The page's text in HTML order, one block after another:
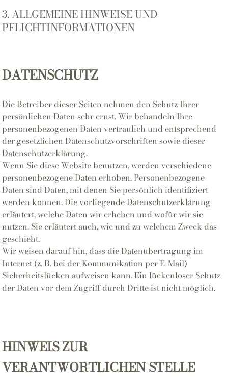
3. ALLGEMEINE HINWEISE UND
PFLICHTINFORMATIONEN
DATENSCHUTZ
Die Betreiber dieser Seiten nehmen den Schutz Ihrer
persönlichen Daten sehr ernst. Wir behandeln Ihre
personenbezogenen Daten vertraulich und entsprechend
der gesetzlichen Datenschutzvorschriften sowie dieser
Datenschutzerklärung.
Wenn Sie diese Website benutzen, werden verschiedene
personenbezogene Daten erhoben. Personenbezogene
Daten sind Daten, mit denen Sie persönlich identifiziert
werden können. Die vorliegende Datenschutzerklärung
erläutert, welche Daten wir erheben und wofür wir sie
nutzen. Sie erläutert auch, wie und zu welchem Zweck das
geschieht.
Wir weisen darauf hin, dass die Datenübertragung im
Internet (z. B. bei der Kommunikation per E-Mail)
Sicherheitslücken aufweisen kann. Ein lückenloser Schutz
der Daten vor dem Zugriff durch Dritte ist nicht möglich.
HINWEIS ZUR
VERANTWORTLICHEN STELLE